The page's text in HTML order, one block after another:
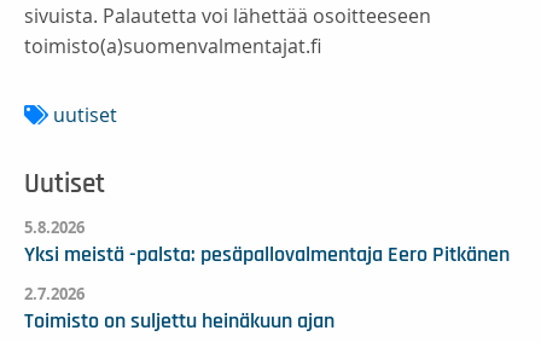
sivuista. Palautetta voi lähettää osoitteeseen
toimisto(a)suomenvalmentajat.fi
uutiset
Uutiset
5.8.2026
Yksi meistä -palsta: pesäpallovalmentaja Eero Pitkänen
2.7.2026
Toimisto on suljettu heinäkuun ajan